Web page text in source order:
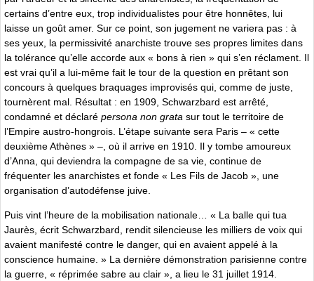
certains d’entre eux, trop individualistes pour être honnêtes, lui
laisse un goût amer. Sur ce point, son jugement ne variera pas : à
ses yeux, la permissivité anarchiste trouve ses propres limites dans
la tolérance qu’elle accorde aux « bons à rien » qui s’en réclament. Il
est vrai qu’il a lui-même fait le tour de la question en prêtant son
concours à quelques braquages improvisés qui, comme de juste,
tournèrent mal. Résultat : en 1909, Schwarzbard est arrêté,
condamné et déclaré persona non grata sur tout le territoire de
l’Empire austro-hongrois. L’étape suivante sera Paris – « cette
deuxième Athènes » –, où il arrive en 1910. Il y tombe amoureux
d’Anna, qui deviendra la compagne de sa vie, continue de
fréquenter les anarchistes et fonde « Les Fils de Jacob », une
organisation d’autodéfense juive.
Puis vint l’heure de la mobilisation nationale… « La balle qui tua
Jaurès, écrit Schwarzbard, rendit silencieuse les milliers de voix qui
avaient manifesté contre le danger, qui en avaient appelé à la
conscience humaine. » La dernière démonstration parisienne contre
la guerre, « réprimée sabre au clair », a lieu le 31 juillet 1914.